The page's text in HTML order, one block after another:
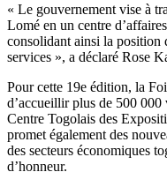
« Le gouvernement vise à
Lomé en un centre
consolidant ainsi la position
services », a déclaré Rose
Pour cette 19e édition, la
d’accueillir plus de 500 000
Centre Togolais des
promet également des
des secteurs économiques
d’honneur.